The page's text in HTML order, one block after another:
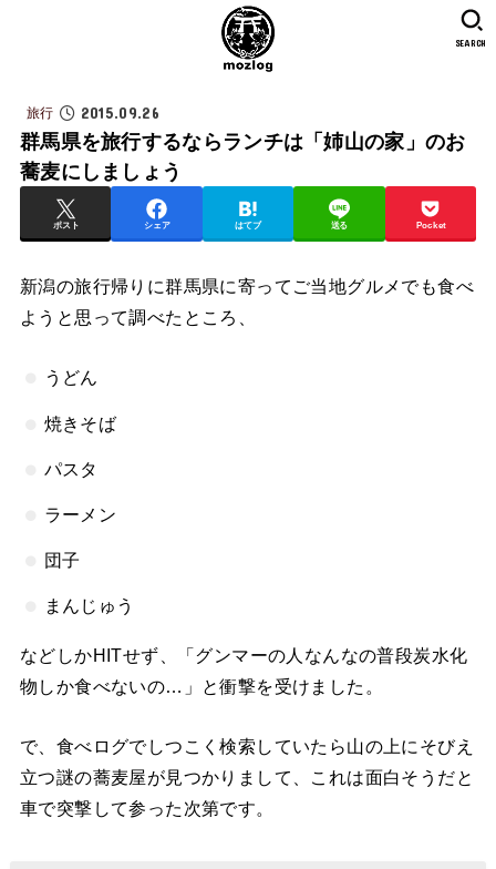
SEARCH
旅行 2015.09.26
群馬県を旅行するならランチは「姉山の家」のお
蕎麦にしましょう
ポスト シェア はてブ 送る Pocket
新潟の旅行帰りに群馬県に寄ってご当地グルメでも食べ
ようと思って調べたところ、
うどん
焼きそば
パスタ
ラーメン
団子
まんじゅう
などしかHITせず、「グンマーの人なんなの普段炭水化
物しか食べないの…」と衝撃を受けました。
で、食べログでしつこく検索していたら山の上にそびえ
立つ謎の蕎麦屋が見つかりまして、これは面白そうだと
車で突撃して参った次第です。